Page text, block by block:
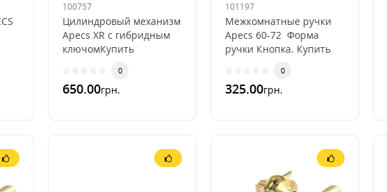
100757
Цилиндровый механизм
Apecs XR с гибридным
ключомКупить
можно для любого
врезного замка
0
650.00грн.
101197
Межкомнатные ручки
Apecs 60-72 Форма
ручки Кнопка. Купить
антик (AN)Дверные
ручки кноб Ap..
0
325.00грн.